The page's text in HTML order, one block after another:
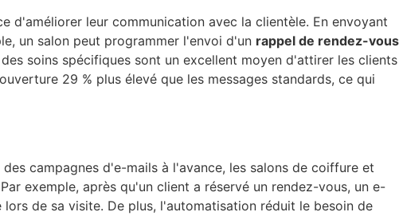
leur communication avec la clientèle. En envoyant
un salon peut programmer l'envoi d'un rappel de rendez-vous
soins spécifiques sont un excellent moyen d'attirer les clients
29 % plus élevé que les messages standards, ce qui
campagnes d'e-mails à l'avance, les salons de coiffure et
exemple, après qu'un client a réservé un rendez-vous, un e-
de sa visite. De plus, l'automatisation réduit le besoin de